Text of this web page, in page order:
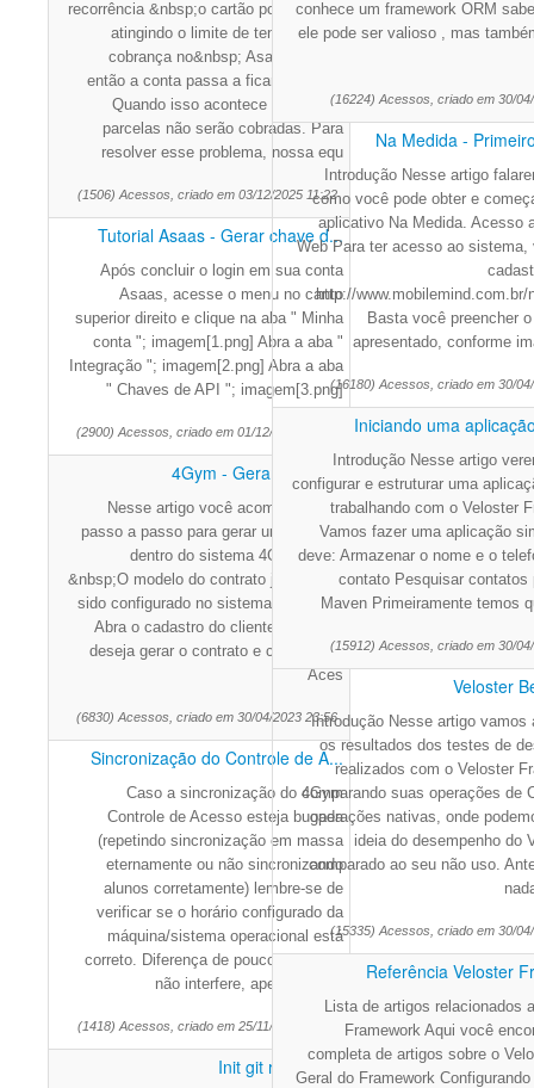
recorrência &nbsp;o cartão pode acabar
atingindo o limite de tentativas de
cobrança no&nbsp; Asaas,&nbsp;
então a conta passa a ficar expirada.
Quando isso acontece as demais
parcelas não serão cobradas. Para
resolver esse problema, nossa equ
(1506) Acessos, criado em 03/12/2025 11:22
Tutorial Asaas - Gerar chave d...
Após concluir o login em sua conta
Asaas, acesse o menu no canto
superior direito e clique na aba " Minha
conta "; imagem[1.png] Abra a aba "
Integração "; imagem[2.png] Abra a aba
" Chaves de API "; imagem[3.png]
(2900) Acessos, criado em 01/12/2025 16:02
4Gym - Gerar contrato
Nesse artigo você acompanhará o
passo a passo para gerar um contrato
dentro do sistema 4Gym. Obs:
&nbsp;O modelo do contrato já deve ter
sido configurado no sistema. &nbsp;1.
Abra o cadastro do cliente que você
deseja gerar o contrato e clique em "
Aces
(6830) Acessos, criado em 30/04/2023 23:56
Sincronização do Controle de A...
Caso a sincronização do 4Gym
Controle de Acesso esteja bugada
(repetindo sincronização em massa
eternamente ou não sincronizando
alunos corretamente) lembre-se de
verificar se o horário configurado da
máquina/sistema operacional está
correto. Diferença de poucos minutos
não interfere, apenas difere
(1418) Acessos, criado em 25/11/2025 18:50
Init git repository
conhece um framework ORM
ele pode ser valioso , mas
(16224) Acessos, criado em 30/
Na Medida -
Introdução Nesse artigo
como você pode obter e
aplicativo Na Medida. Acesso
Web Para ter acesso ao sistema,
http://www.mobilemind.com.br/
Basta você preencher
apresentado, conforme
(16180) Acessos, criado em 30/
Iniciando uma
Introdução Nesse artigo
configurar e estruturar uma
trabalhando com o Veloster
Vamos fazer uma aplicação
deve: Armazenar o nome e o
contato Pesquisar contatos
Maven Primeiramente temos
(15912) Acessos, criado em 30/
Veloster
Introdução Nesse artigo vamos
os resultados dos testes de
realizados com o Veloster
comparando suas operações de
operações nativas, onde
ideia do desempenho do
comparado ao seu não uso.
(15335) Acessos, criado em 30/
Referência Veloster
Lista de artigos relacionados
Framework Aqui você
completa de artigos sobre o
Geral do Framework